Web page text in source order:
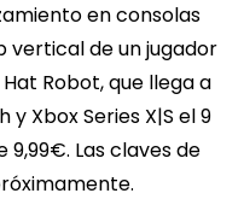
en consolas
vertical de un jugador
Robot, que llega a
y Xbox Series X|S el 9
9,99€. Las claves de